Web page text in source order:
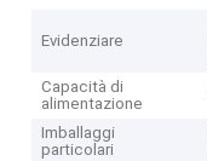
Evidenziare
Capacità di
alimentazione
Imballaggi
particolari